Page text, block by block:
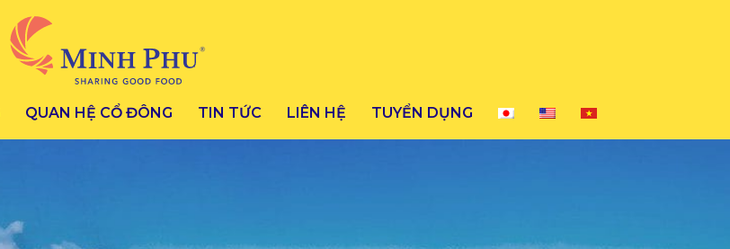
TUYỂN DỤNG
QUAN HỆ CỔ ĐÔNG TIN TỨC LIÊN HỆ